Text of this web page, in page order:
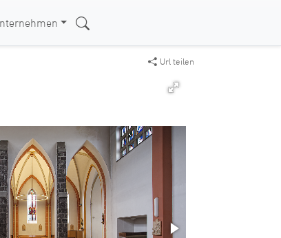
Url teilen